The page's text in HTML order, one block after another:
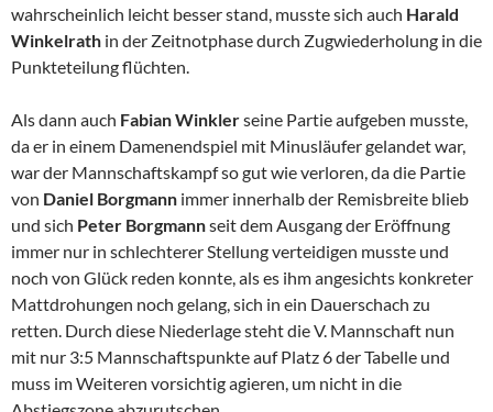
wahrscheinlich leicht besser stand, musste sich auch Harald
Winkelrath in der Zeitnotphase durch Zugwiederholung in die
Punkteteilung flüchten.
Als dann auch Fabian Winklerseine Partie aufgeben musste,
da er in einem Damenendspiel mit Minusläufer gelandet war,
war der Mannschaftskampf so gut wie verloren, da die Partie
von Daniel Borgmann immer innerhalb der Remisbreite blieb
und sich Peter Borgmannseit dem Ausgang der Eröffnung
immer nur in schlechterer Stellung verteidigen musste und
noch von Glück reden konnte, als es ihm angesichts konkreter
Mattdrohungen noch gelang, sich in ein Dauerschach zu
retten. Durch diese Niederlage steht die V. Mannschaft nun
mit nur 3:5 Mannschaftspunkte auf Platz 6 der Tabelle und
muss im Weiteren vorsichtig agieren, um nicht in die